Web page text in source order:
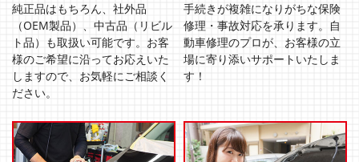
純正品はもちろん、社外品
（OEM製品）、中古品（リビル
ト品）も取扱い可能です。お客
様のご希望に沿ってお応えいた
しますので、お気軽にご相談く
ださい。
手続きが複雑になりがちな保険
修理・事故対応を承ります。自
動車修理のプロが、お客様の立
場に寄り添いサポートいたしま
す！